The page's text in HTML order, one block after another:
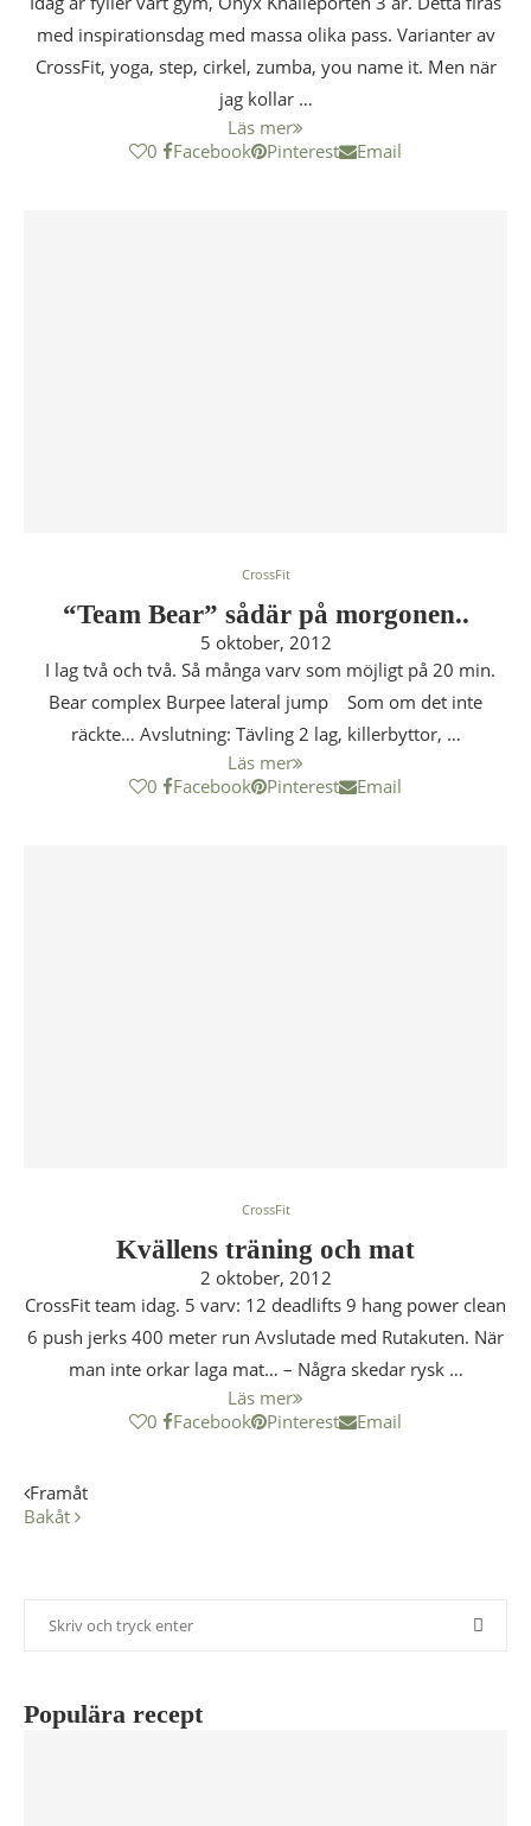
med inspirationsdag med massa olika pass. Varianter av
CrossFit, yoga, step, cirkel, zumba, you name it. Men när
jag kollar …
Läs mer
0
Facebook Pinterest Email
CrossFit
“Team Bear” sådär på morgonen..
5 oktober, 2012
I lag två och två. Så många varv som möjligt på 20 min.
Bear complex Burpee lateral jump Som om det inte
räckte… Avslutning: Tävling 2 lag, killerbyttor, …
Läs mer
0
Facebook Pinterest Email
CrossFit
Kvällens träning och mat
2 oktober, 2012
CrossFit team idag. 5 varv: 12 deadlifts 9 hang power clean
6 push jerks 400 meter run Avslutade med Rutakuten. När
man inte orkar laga mat… – Några skedar rysk …
Läs mer
0
Facebook Pinterest Email
Framåt
Bakåt
Populära recept